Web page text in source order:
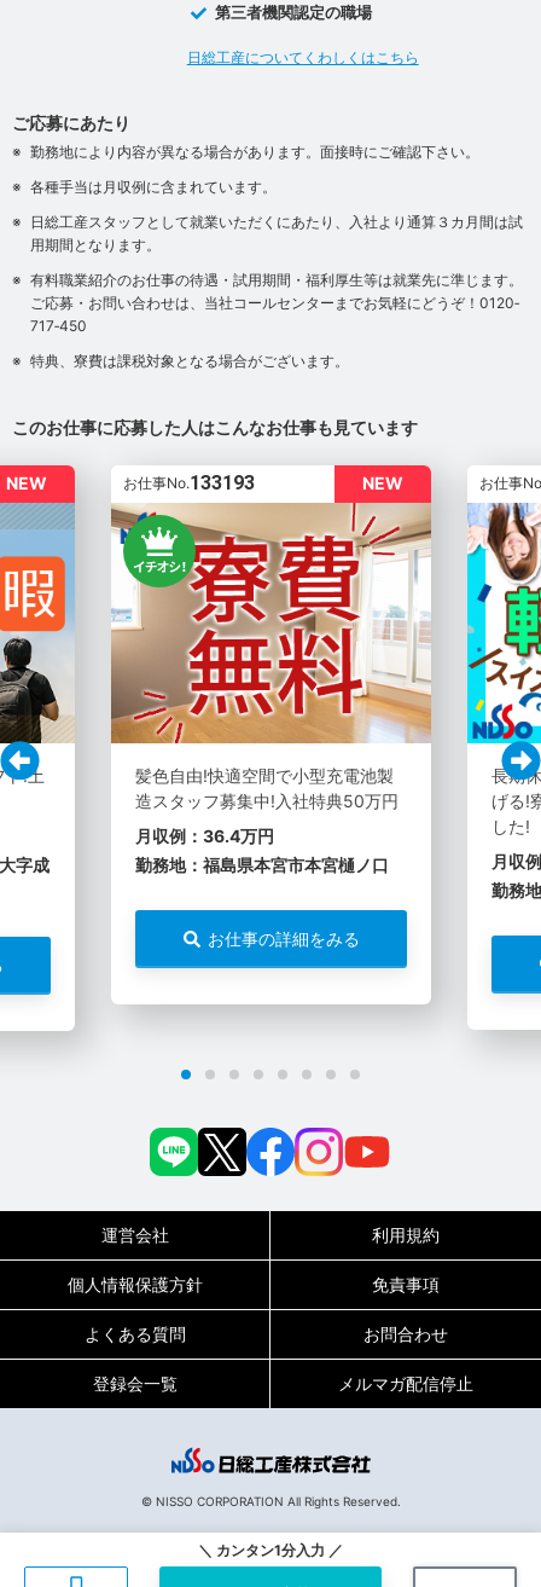
0120-717-450
平日9:00～19:00（土日祝は18:00まで）
130374
＼ カンタン1分入力 ／
第三者機関認定の職場
日総工産についてくわしくはこちら
ご応募にあたり
勤務地により内容が異なる場合があります。面接時にご確認下さい。
各種手当は月収例に含まれています。
日総工産スタッフとして就業いただくにあたり、入社より通算３カ月間は試
用期間となります。
有料職業紹介のお仕事の待遇・試用期間・福利厚生等は就業先に準じます。
ご応募・お問い合わせは、当社コールセンターまでお気軽にどうぞ！0120‐
717‐450
特典、寮費は課税対象となる場合がございます。
このお仕事に応募した人はこんなお仕事も見ています
NEW
ト!土
字成
NEW
お仕事No.133193
髪色自由!快適空間で小型充電池製
造スタッフ募集中!入社特典50万円
月収例：36.4万円
勤務地：福島県本宮市本宮樋ノ口
お仕事の詳細をみる
お仕事
長期
げる!
した!
月収
勤務
運営会社 利用規約
個人情報保護方針 免責事項
よくある質問 お問合わせ
登録会一覧 メルマガ配信停止
© NISSO CORPORATION All Rights Reserved.